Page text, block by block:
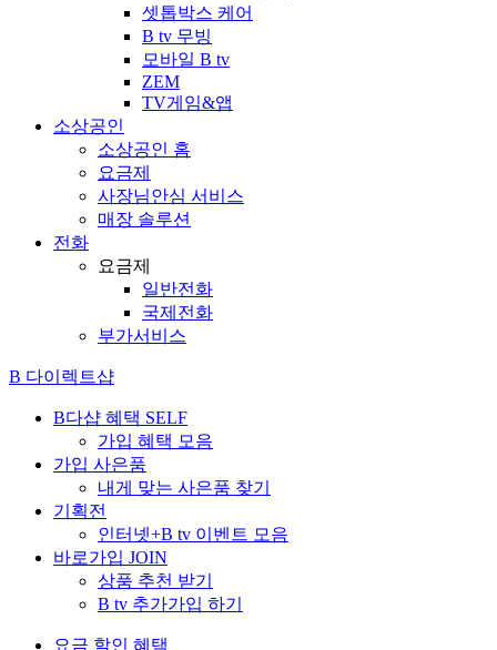
셋톱박스 케어
B tv 무빙
모바일 B tv
ZEM
TV게임&앱
소상공인
소상공인 홈
요금제
사장님안심 서비스
매장 솔루션
전화
요금제
일반전화
국제전화
부가서비스
B 다이렉트샵
B다샵 혜택 SELF
가입 혜택 모음
가입 사은품
내게 맞는 사은품 찾기
기획전
인터넷+B tv 이벤트 모음
바로가입 JOIN
상품 추천 받기
B tv 추가가입 하기
요금 할인 혜택